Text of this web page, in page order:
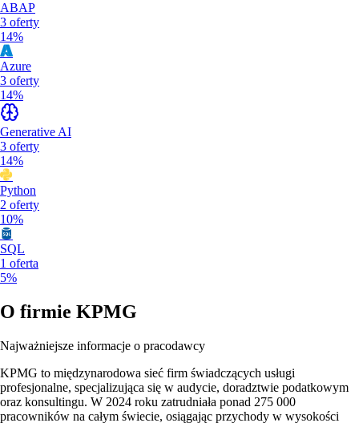
ABAP
3 oferty
14%
Azure
3 oferty
14%
Generative AI
3 oferty
14%
Python
2 oferty
10%
SQL
1 oferta
5%
O firmie KPMG
Najważniejsze informacje o pracodawcy
KPMG to międzynarodowa sieć firm świadczących usługi
profesjonalne, specjalizująca się w audycie, doradztwie podatkowym
oraz konsultingu. W 2024 roku zatrudniała ponad 275 000
pracowników na całym świecie, osiągając przychody w wysokości